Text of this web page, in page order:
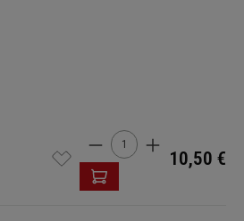
Produkt Anzahl:
10,50 €